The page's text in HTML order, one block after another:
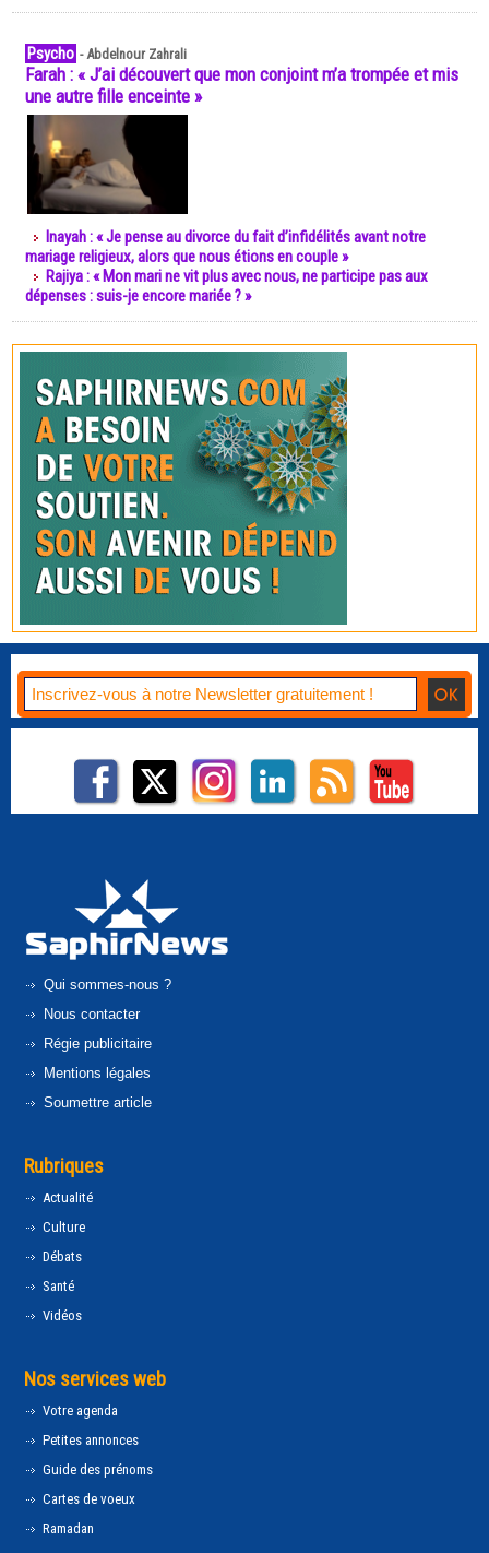
Psycho -Abdelnour Zahrali
Farah : « J’ai découvert que mon conjoint m’a trompée et mis
une autre fille enceinte »
Inayah : « Je pense au divorce du fait d’infidélités avant notre
mariage religieux, alors que nous étions en couple »
Rajiya : « Mon mari ne vit plus avec nous, ne participe pas aux
dépenses : suis-je encore mariée ? »
Qui sommes-nous ?
Nous contacter
Régie publicitaire
Mentions légales
Soumettre article
Rubriques
Actualité
Culture
Débats
Santé
Vidéos
Nos services web
Votre agenda
Petites annonces
Guide des prénoms
Cartes de voeux
Ramadan